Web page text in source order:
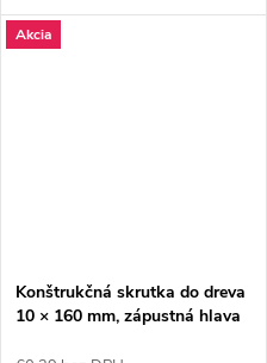
hranolov, krokiev a drevených
rámov so zapustenou hlavou.
Akcia
Konštrukčná skrutka do dreva
10 × 160 mm, zápustná hlava